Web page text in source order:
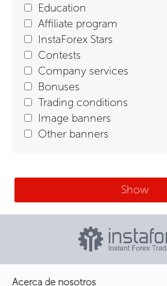
Education
Affiliate program
InstaForex Stars
Contests
Company services
Bonuses
Trading conditions
Image banners
Other banners
Show
Acerca de nosotros